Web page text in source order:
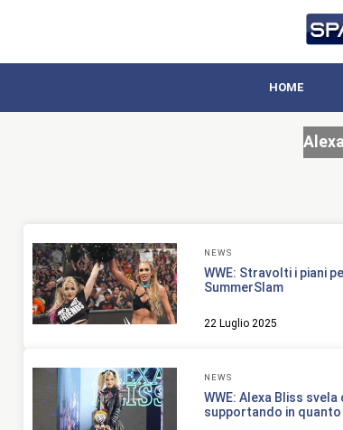
HOME
NEWS
WWE: Stravolti i piani
SummerSlam
22 Luglio 2025
NEWS
WWE: Alexa Bliss
supportando in quanto